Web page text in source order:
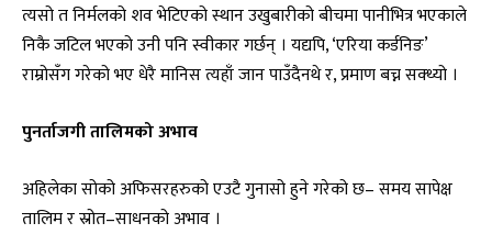
त्यसो त निर्मलको शव भेटिएको स्थान उखुबारीको बीचमा पानीभित्र भएकाले
निकै जटिल भएको उनी पनि स्वीकार गर्छन् । यद्यपि, ‘एरिया कर्डनिङ’
राम्रोसँग गरेको भए धेरै मानिस त्यहाँ जान पाउँदैनथे र, प्रमाण बच्न सक्थ्यो ।
पुनर्ताजगी तालिमको अभाव
अहिलेका सोको अफिसरहरुको एउटै गुनासो हुने गरेको छ– समय सापेक्ष
तालिम र स्रोत–साधनको अभाव ।